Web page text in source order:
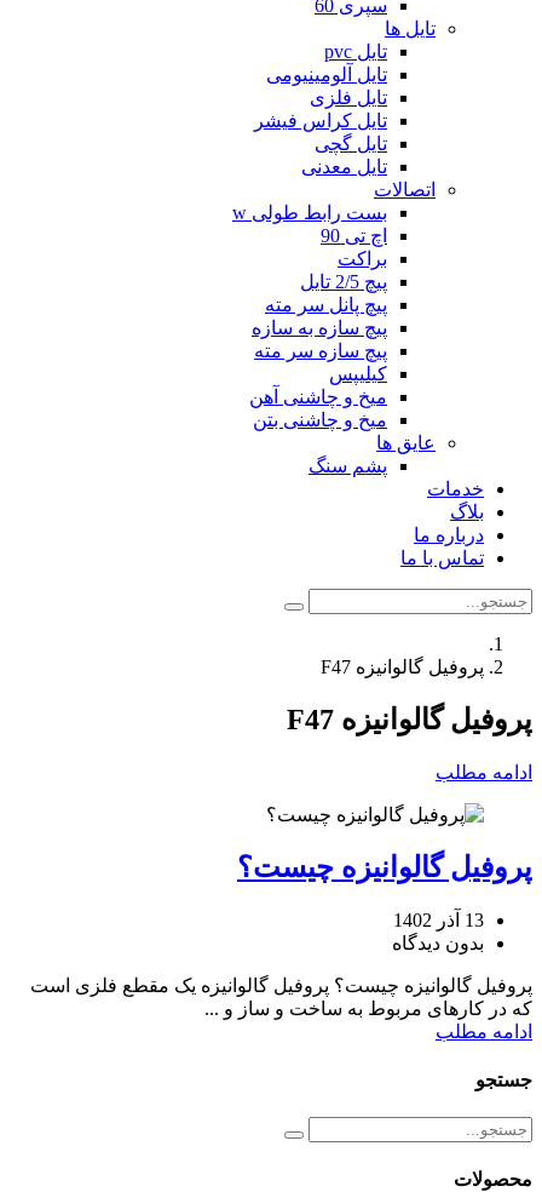
سپری 60
تایل ها
تایل pvc
تایل آلومینیومی
تایل فلزی
تایل کراس فیشر
تایل گچی
تایل معدنی
اتصالات
بست رابط طولی w
اچ تی 90
براکت
پیچ 2/5 تایل
پیچ پانل سر مته
پیچ سازه به سازه
پیچ سازه سر مته
کیلیپس
میخ و چاشنی آهن
میخ و چاشنی بتن
عایق ها
پشم سنگ
خدمات
بلاگ
درباره ما
تماس با ما
پروفیل گالوانیزه F47
پروفیل گالوانیزه F47
ادامه مطلب
پروفیل گالوانیزه چیست؟
13 آذر 1402
بدون دیدگاه
پروفیل گالوانیزه چیست؟ پروفیل گالوانیزه یک مقطع فلزی است
که در کارهای مربوط به ساخت و ساز و ...
ادامه مطلب
جستجو
محصولات